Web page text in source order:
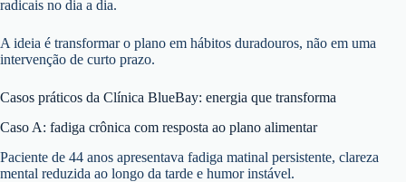
radicais no dia a dia.
A ideia é transformar o plano em hábitos duradouros, não em uma
intervenção de curto prazo.
Casos práticos da Clínica BlueBay: energia que transforma
Caso A: fadiga crônica com resposta ao plano alimentar
Paciente de 44 anos apresentava fadiga matinal persistente, clareza
mental reduzida ao longo da tarde e humor instável.